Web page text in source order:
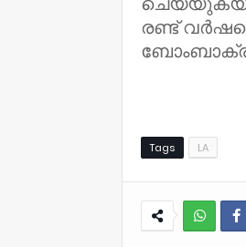
രണ്ട്
Tags LA